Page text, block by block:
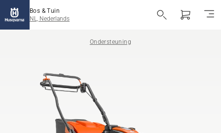
Bos & Tuin
NL, Nederlands
Ondersteuning